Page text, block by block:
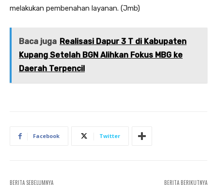
melakukan pembenahan layanan. (Jmb)
Baca juga Realisasi Dapur 3 T di Kabupaten
Kupang Setelah BGN Alihkan Fokus MBG ke
Daerah Terpencil
Facebook Twitter
BERITA SEBELUMNYA BERITA BERIKUTNYA